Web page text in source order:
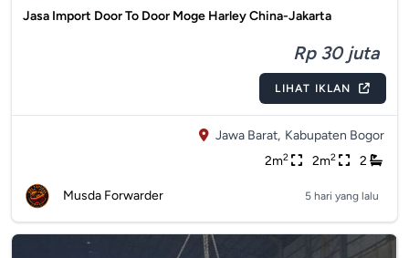
Jasa Import Door To Door Moge Harley China-Jakarta
Rp 30 juta
LIHAT IKLAN
Jawa Barat, Kabupaten Bogor
2m2 2m2 2
Musda Forwarder 5 hari yang lalu